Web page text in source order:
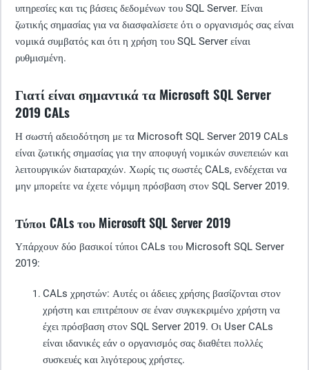
υπηρεσίες και τις βάσεις δεδομένων του SQL Server. Είναι
ζωτικής σημασίας για να διασφαλίσετε ότι ο οργανισμός σας είναι
νομικά συμβατός και ότι η χρήση του SQL Server είναι
ρυθμισμένη.
Γιατί είναι σημαντικά τα Microsoft SQL Server
2019 CALs
Η σωστή αδειοδότηση με τα Microsoft SQL Server 2019 CALs
είναι ζωτικής σημασίας για την αποφυγή νομικών συνεπειών και
λειτουργικών διαταραχών. Χωρίς τις σωστές CALs, ενδέχεται να
μην μπορείτε να έχετε νόμιμη πρόσβαση στον SQL Server 2019.
Τύποι CALs του Microsoft SQL Server 2019
Υπάρχουν δύο βασικοί τύποι CALs του Microsoft SQL Server
2019:
CALs χρηστών: Αυτές οι άδειες χρήσης βασίζονται στον
χρήστη και επιτρέπουν σε έναν συγκεκριμένο χρήστη να
έχει πρόσβαση στον SQL Server 2019. Οι User CALs
είναι ιδανικές εάν ο οργανισμός σας διαθέτει πολλές
συσκευές και λιγότερους χρήστες.